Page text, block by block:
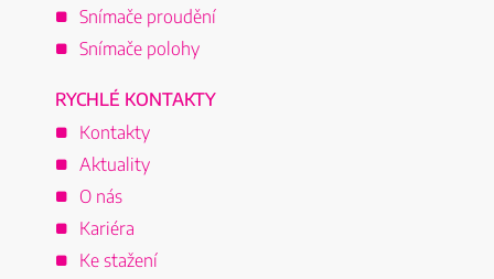
Snímače proudění
Snímače polohy
RYCHLÉ KONTAKTY
Kontakty
Aktuality
O nás
Kariéra
Ke stažení